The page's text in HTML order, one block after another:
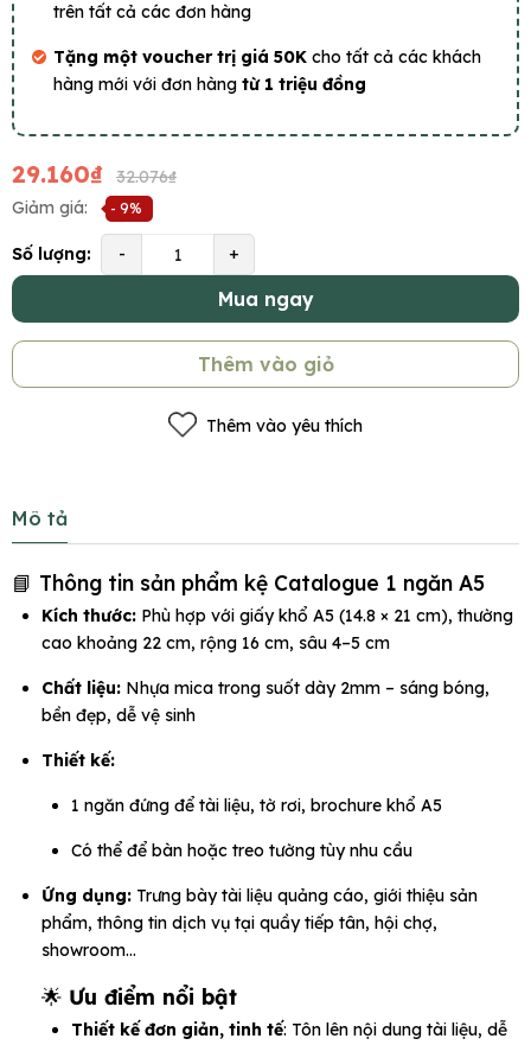
trên tất cả các đơn hàng
Tặng một voucher trị giá 50K cho tất cả các khách
hàng mới với đơn hàng từ 1 triệu đồng
29.160₫
32.076₫
Giảm giá:
- 9%
Số lượng: - +
Mua ngay
Thêm vào giỏ
Thêm vào yêu thích
Mô tả
📘 Thông tin sản phẩm kệ Catalogue 1 ngăn A5
Kích thước: Phù hợp với giấy khổ A5 (14.8 × 21 cm), thường
cao khoảng 22 cm, rộng 16 cm, sâu 4–5 cm
Chất liệu: Nhựa mica trong suốt dày 2mm – sáng bóng,
bền đẹp, dễ vệ sinh
Thiết kế:
1 ngăn đứng để tài liệu, tờ rơi, brochure khổ A5
Có thể để bàn hoặc treo tường tùy nhu cầu
Ứng dụng: Trưng bày tài liệu quảng cáo, giới thiệu sản
phẩm, thông tin dịch vụ tại quầy tiếp tân, hội chợ,
showroom…
🌟 Ưu điểm nổi bật
Thiết kế đơn giản, tinh tế: Tôn lên nội dung tài liệu, dễ